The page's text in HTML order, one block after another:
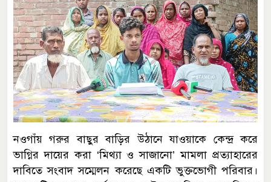
নওগাঁয় গরুর বাছুর বাড়ির উঠানে যাওয়াকে কেন্দ্র করে
ভাগ্নির দায়ের করা ‘মিথ্যা ও সাজানো’ মামলা প্রত্যাহারের
দাবিতে সংবাদ সম্মেলন করেছে একটি ভুক্তভোগী পরিবার।